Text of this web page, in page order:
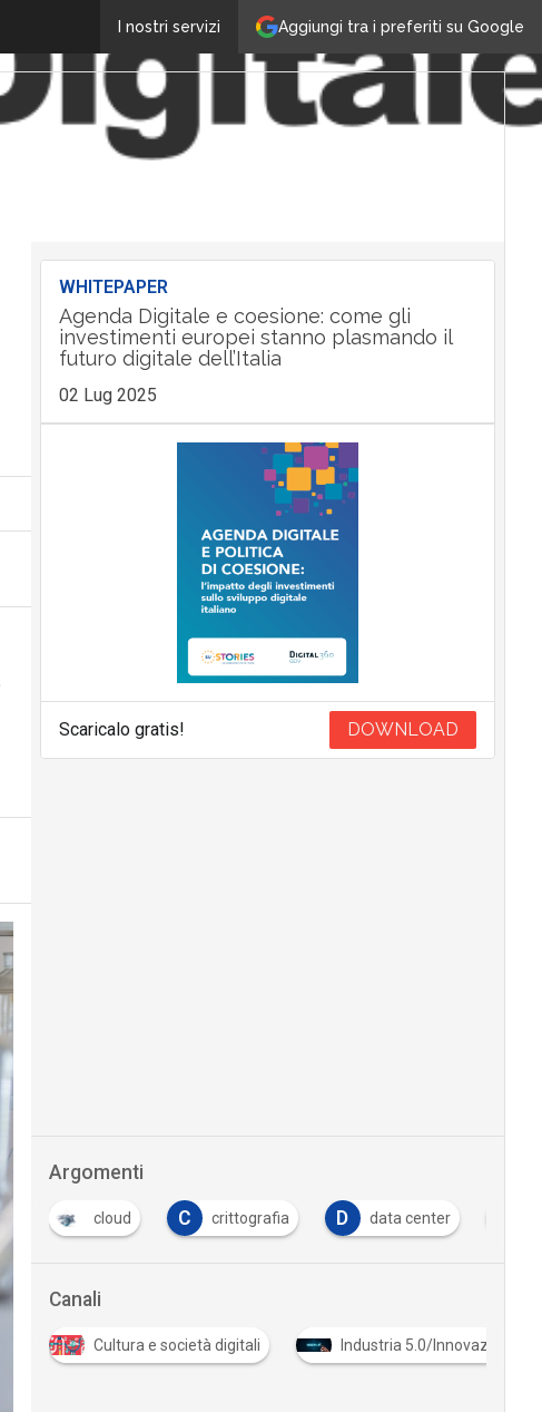
Aggiungi tra i preferiti su Google
I nostri servizi
WHITEPAPER
Agenda Digitale e coesione: come gli
investimenti europei stanno plasmando il
futuro digitale dell’Italia
02 Lug 2025
Scaricalo gratis! DOWNLOAD
Argomenti
cloud crittografia data center
Canali
Cultura e società digitali Industria 5.0/Innovazione in